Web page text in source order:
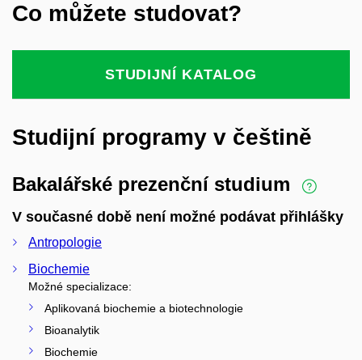
Co můžete studovat?
STUDIJNÍ KATALOG
Studijní programy v češtině
Bakalářské prezenční studium
V současné době není možné podávat přihlášky
Antropologie
Biochemie
Možné specializace:
Aplikovaná biochemie a biotechnologie
Bioanalytik
Biochemie